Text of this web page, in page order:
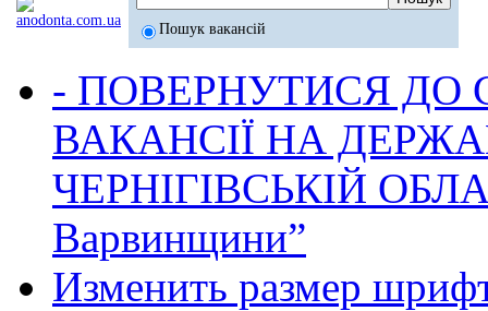
Пошук вакансій
- ПОВЕРНУТИСЯ ДО
ВАКАНСІЇ НА
ЧЕРНІГІВСЬКІЙ
Варвинщини”
Изменить размер